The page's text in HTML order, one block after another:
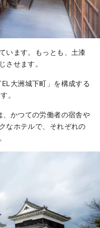
います。もっとも、土漆
させます。
大洲城下町」を構成する
。
、かつての労働者の宿舎や
なホテルで、それぞれの